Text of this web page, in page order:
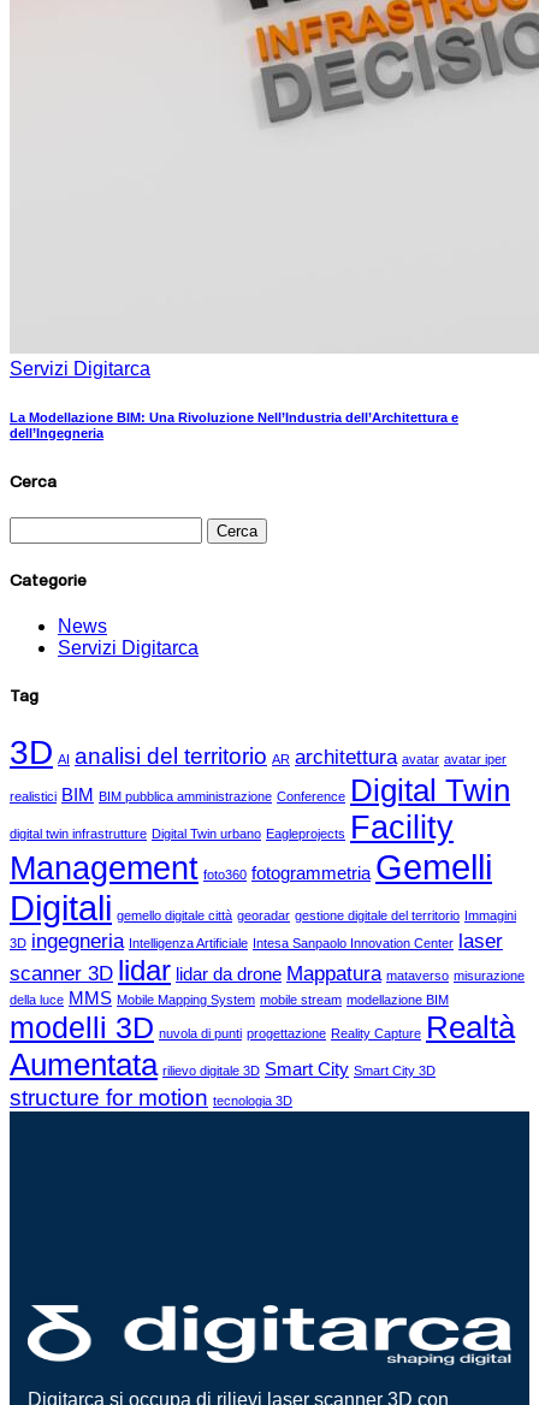
Servizi Digitarca
La Modellazione BIM: Una Rivoluzione Nell’Industria dell’Architettura e
dell’Ingegneria
Cerca
Categorie
News
Servizi Digitarca
Tag
3D AI analisi del territorio AR architettura avatar avatar iper
realistici BIM BIM pubblica amministrazione Conference Digital Twin
digital twin infrastrutture Digital Twin urbano Eagleprojects Facility
Management foto360 fotogrammetria Gemelli
Digitali gemello digitale città georadar gestione digitale del territorio Immagini
3D ingegneria Intelligenza Artificiale Intesa Sanpaolo Innovation Center laser
scanner 3D lidar lidar da drone Mappatura mataverso misurazione
della luce MMS Mobile Mapping System mobile stream modellazione BIM
modelli 3D nuvola di punti progettazione Reality Capture Realtà
Aumentata rilievo digitale 3D Smart City Smart City 3D
structure for motion tecnologia 3D
Digitarca si occupa di rilievi laser scanner 3D con